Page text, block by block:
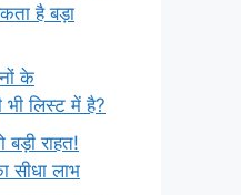
है बड़ा
के
भी लिस्ट में है?
बड़ी राहत!
सीधा लाभ